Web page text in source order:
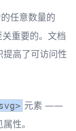
任意数量的
重要的。文档
高了可访问性
元素 ——
性。